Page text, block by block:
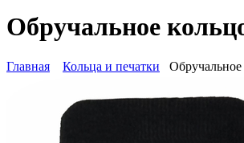
Обручальное
Главная Кольца и печатки Обручальное